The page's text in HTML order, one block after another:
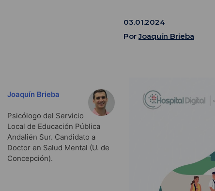
03.01.2024
PorJoaquín Brieba
Joaquín Brieba
Psicólogo del Servicio
Local de Educación Pública
Andalién Sur. Candidato a
Doctor en Salud Mental (U. de
Concepción).